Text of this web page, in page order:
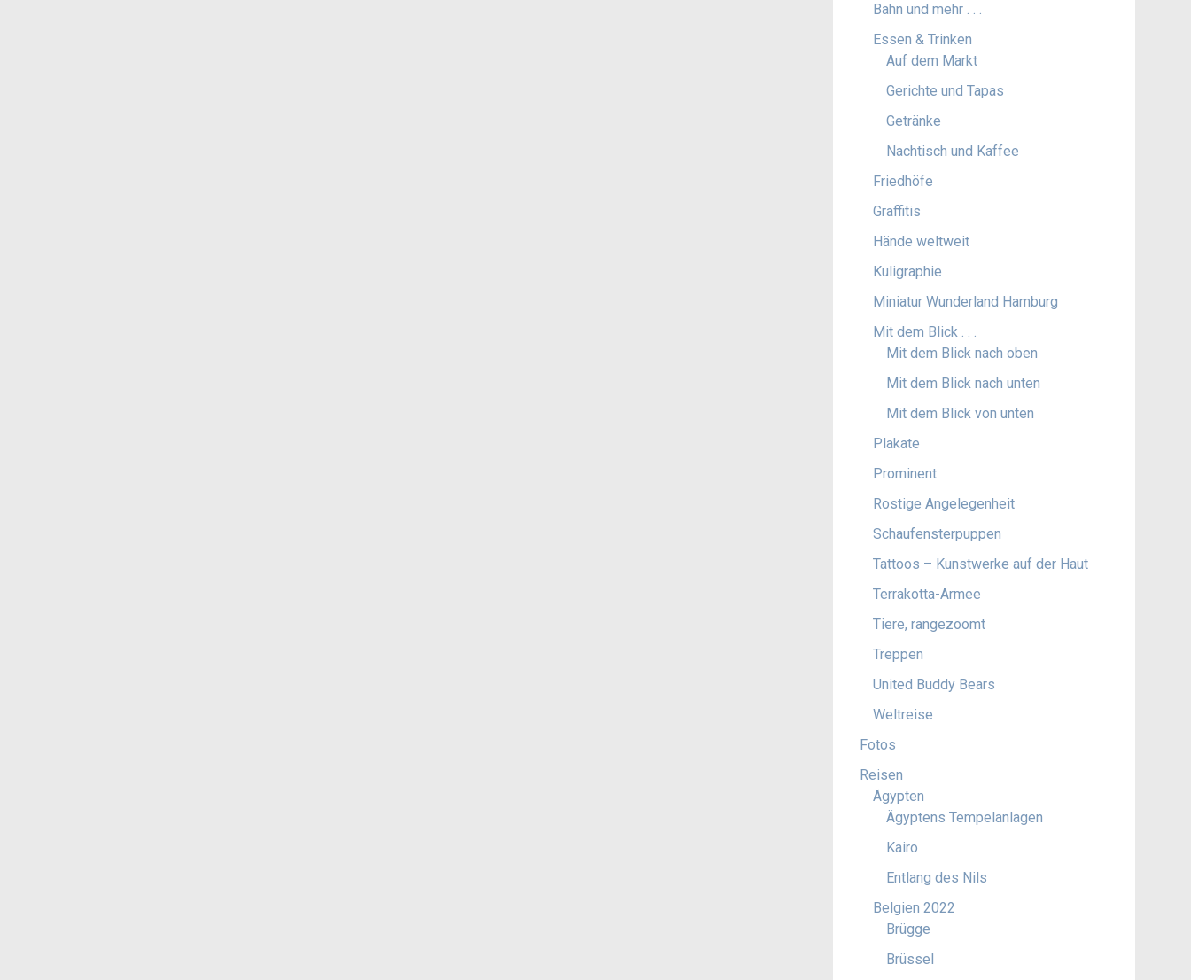
Bahn und mehr . . .
Essen & Trinken
Auf dem Markt
Gerichte und Tapas
Getränke
Nachtisch und Kaffee
Friedhöfe
Graffitis
Hände weltweit
Kuligraphie
Miniatur Wunderland Hamburg
Mit dem Blick . . .
Mit dem Blick nach oben
Mit dem Blick nach unten
Mit dem Blick von unten
Plakate
Prominent
Rostige Angelegenheit
Schaufensterpuppen
Tattoos – Kunstwerke auf der Haut
Terrakotta-Armee
Tiere, rangezoomt
Treppen
United Buddy Bears
Weltreise
Fotos
Reisen
Ägypten
Ägyptens Tempelanlagen
Kairo
Entlang des Nils
Belgien 2022
Brügge
Brüssel